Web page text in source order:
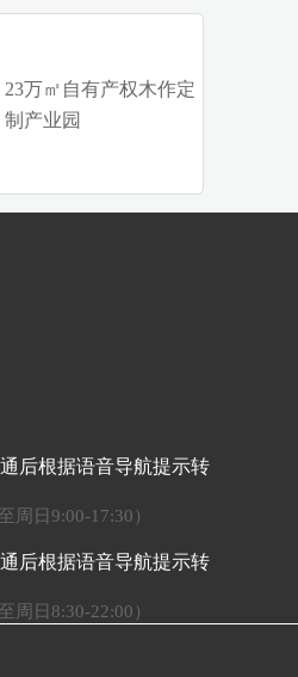
23万㎡自有产权木作定
制产业园
后根据语音导航提示转
周日9:00-17:30）
后根据语音导航提示转
周日8:30-22:00）